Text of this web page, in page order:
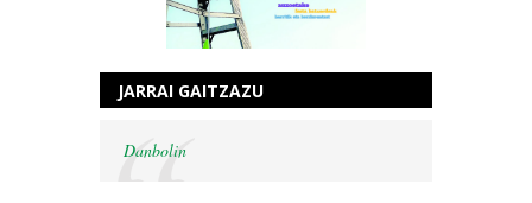
JARRAI GAITZAZU
Danbolin